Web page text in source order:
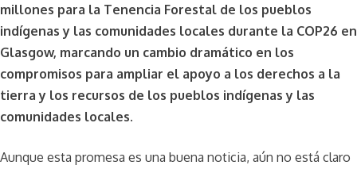
millones para la Tenencia Forestal de los pueblos
indígenas y las comunidades locales durante la COP26 en
Glasgow, marcando un cambio dramático en los
compromisos para ampliar el apoyo a los derechos a la
tierra y los recursos de los pueblos indígenas y las
comunidades locales.
Aunque esta promesa es una buena noticia, aún no está claro